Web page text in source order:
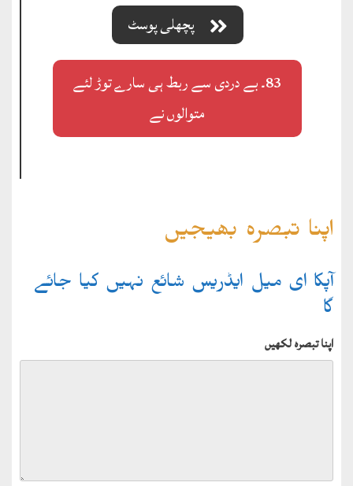
پچھلی پوسٹ
83۔ بے دردی سے ربط ہی سارے توڑ لئے
متوالوں نے
اپنا تبصرہ بھیجیں
آپکا ای میل ایڈریس شائع نہیں کیا جائے
گا
اپنا تبصرہ لکھیں